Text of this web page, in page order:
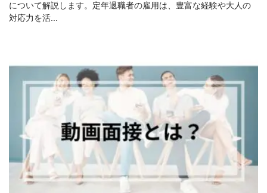
について解説します。定年退職者の雇用は、豊富な経験や大人の
対応力を活...